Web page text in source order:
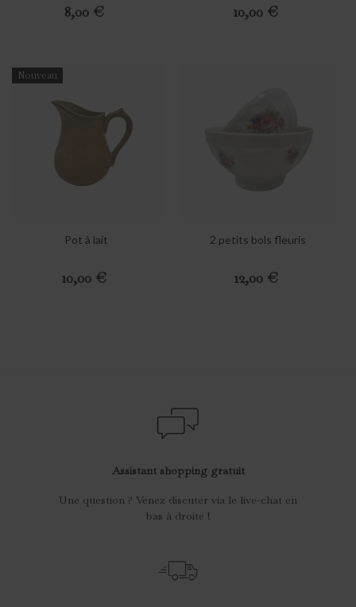
Prix
8,00 € Prix
10,00 €
Pot à lait
Prix
10,00 €
Nouveau
2 petits bols fleuris
Prix
12,00 €
Assistant shopping gratuit
Une question ? Venez discuter via le live-chat en
bas à droite !